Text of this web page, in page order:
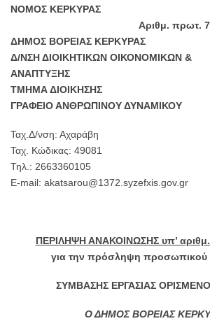
ΝΟΜΟΣ
Αριθμ. πρωτ.
ΔΗΜΟΣ ΒΟΡΕΙΑΣ ΚΕΡΚΥΡΑΣ
Δ/ΝΣΗ ΔΙΟΙΚΗΤΙΚΩΝ ΟΙΚΟΝΟΜΙΚΩΝ &
ΑΝΑΠΤΥΞΗΣ
ΤΜΗΜΑ ΔΙΟΙΚΗΣΗΣ
ΓΡΑΦΕΙΟ ΑΝΘΡΩΠΙΝΟΥ ΔΥΝΑΜΙΚΟΥ
Ταχ.Δ/νση: Αχαράβη
Ταχ. Κώδικας: 49081
Τηλ.: 2663360105
E-mail: akatsarou@1372.syzefxis.gov.gr
ΠΕΡΙΛΗΨΗ ΑΝΑΚΟΙΝΩΣΗΣ υπ’
για την πρόσληψη προσωπικού
ΣΥΜΒΑΣΗΣ ΕΡΓΑΣΙΑΣ
Ο ΔΗΜΟΣ ΒΟΡΕΙΑΣ